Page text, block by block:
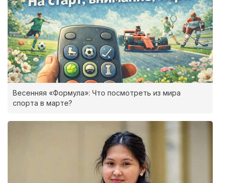
Весенняя «Формула»: Что посмотреть из мира
спорта в марте?